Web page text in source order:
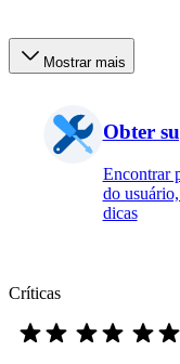
Mostrar mais
Obter
Encontrar
do
dicas
Críticas